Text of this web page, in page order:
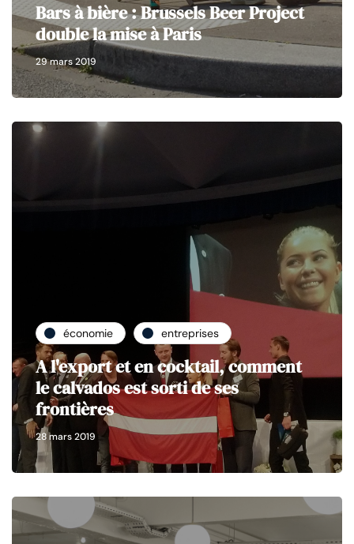
Bars à bière : Brussels Beer Project
double la mise à Paris
29 mars 2019
économie entreprises
A l'export et en cocktail, comment
le calvados est sorti de ses
frontières
28 mars 2019